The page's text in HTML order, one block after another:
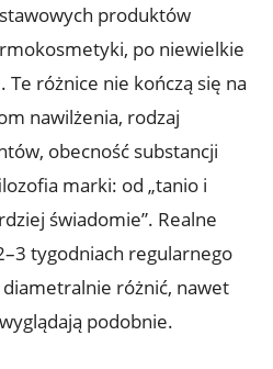
produktów
po niewielkie
różnice nie kończą się na
nawilżenia, rodzaj
obecność substancji
marki: od „tanio i
świadomie”. Realne
tygodniach regularnego
różnić, nawet
podobnie.